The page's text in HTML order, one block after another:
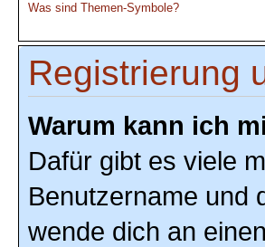
Was sind Themen-Symbole?
Registrierung
Warum kann ich
Dafür gibt es viele
Benutzername und
wende dich an